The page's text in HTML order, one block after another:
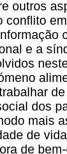
outros
conflito
e a
dos
mais
de
de